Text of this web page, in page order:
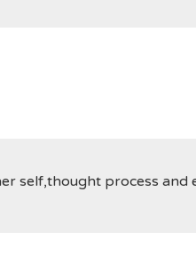
self,thought process and